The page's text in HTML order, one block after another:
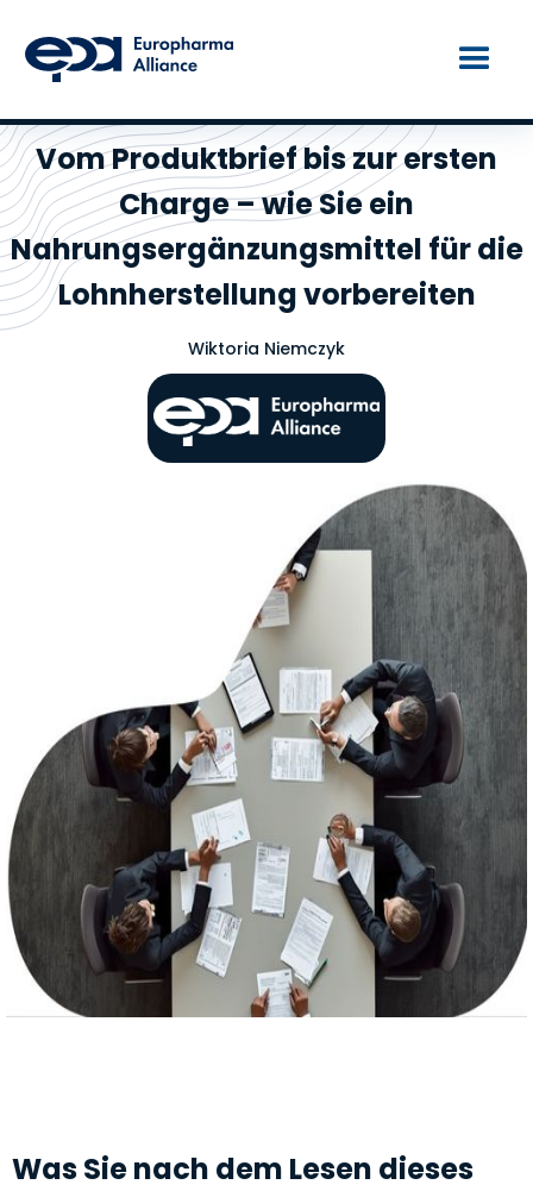
Vom Produktbrief bis zur ersten
Charge – wie Sie ein
Nahrungsergänzungsmittel für die
Lohnherstellung vorbereiten
Wiktoria Niemczyk
Was Sie nach dem Lesen dieses